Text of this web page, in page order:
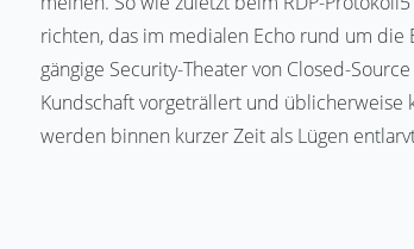
richten, das im medialen Echo rund um die
gängige Security-Theater von Closed-
Kundschaft vorgeträllert und üblicherweise
werden binnen kurzer Zeit als Lügen